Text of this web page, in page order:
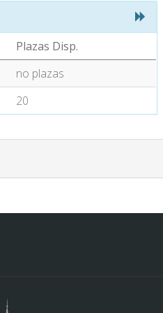
Plazas Disp.
no plazas
20